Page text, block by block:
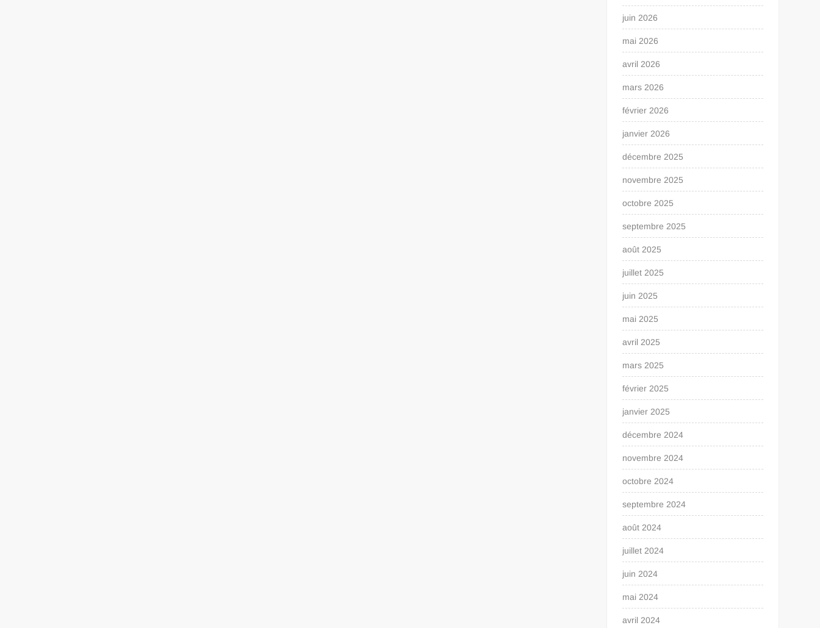
juin 2026
mai 2026
avril 2026
mars 2026
février 2026
janvier 2026
décembre 2025
novembre 2025
octobre 2025
septembre 2025
août 2025
juillet 2025
juin 2025
mai 2025
avril 2025
mars 2025
février 2025
janvier 2025
décembre 2024
novembre 2024
octobre 2024
septembre 2024
août 2024
juillet 2024
juin 2024
mai 2024
avril 2024